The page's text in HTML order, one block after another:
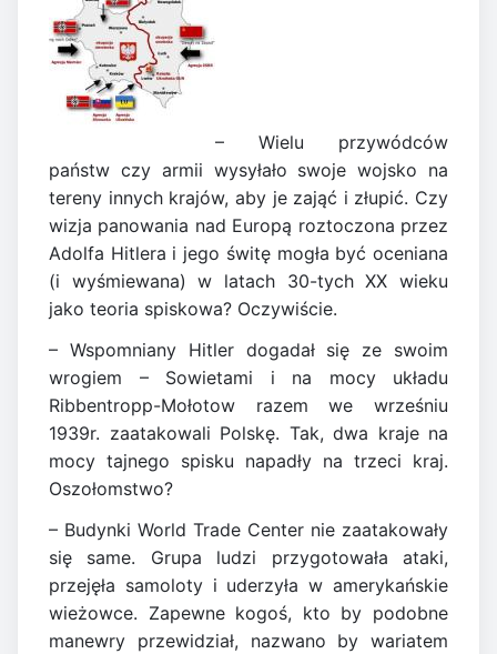
– Wielu przywódców
państw czy armii wysyłało swoje wojsko na
tereny innych krajów, aby je zająć i złupić. Czy
wizja panowania nad Europą roztoczona przez
Adolfa Hitlera i jego świtę mogła być oceniana
(i wyśmiewana) w latach 30-tych XX wieku
jako teoria spiskowa? Oczywiście.
– Wspomniany Hitler dogadał się ze swoim
wrogiem – Sowietami i na mocy układu
Ribbentropp-Mołotow razem we wrześniu
1939r. zaatakowali Polskę. Tak, dwa kraje na
mocy tajnego spisku napadły na trzeci kraj.
Oszołomstwo?
– Budynki World Trade Center nie zaatakowały
się same. Grupa ludzi przygotowała ataki,
przejęła samoloty i uderzyła w amerykańskie
wieżowce. Zapewne kogoś, kto by podobne
manewry przewidział, nazwano by wariatem